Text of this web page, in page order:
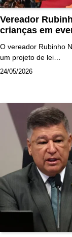
Vereador
crianças em
O vereador Rubinho
um projeto de lei…
24/05/2026